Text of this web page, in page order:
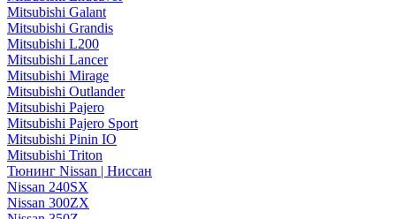
Mitsubishi Galant
Mitsubishi Grandis
Mitsubishi L200
Mitsubishi Lancer
Mitsubishi Mirage
Mitsubishi Outlander
Mitsubishi Pajero
Mitsubishi Pajero Sport
Mitsubishi Pinin IO
Mitsubishi Triton
Тюнинг Nissan | Ниссан
Nissan 240SX
Nissan 300ZX